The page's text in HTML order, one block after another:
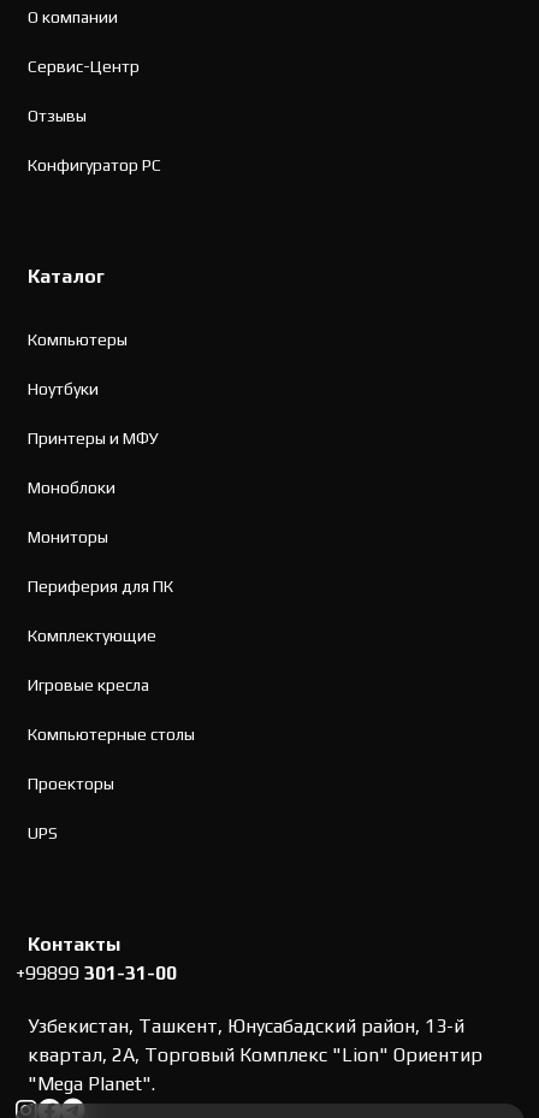
О компании
Сервис-Центр
Отзывы
Конфигуратор PC
Каталог
Компьютеры
Ноутбуки
Принтеры и МФУ
Моноблоки
Мониторы
Периферия для ПК
Комплектующие
Игровые кресла
Компьютерные столы
Проекторы
UPS
Контакты
+99899301-31-00
Узбекистан, Ташкент, Юнусабадский район, 13-й
квартал, 2А, Торговый Комплекс "Lion" Ориентир
"Mega Planet".